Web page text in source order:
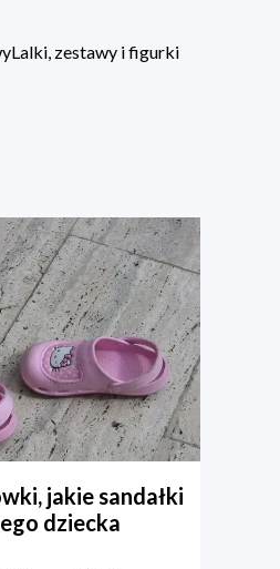
Lalki, zestawy i figurki
jakie sandałki
dziecka